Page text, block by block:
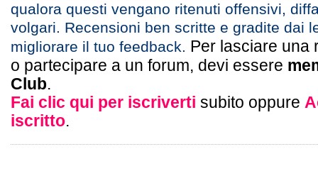
qualora questi vengano ritenuti offensivi,
volgari. Recensioni ben scritte e gradite dai
migliorare il tuo feedback. Per lasciare una
o partecipare a un forum, devi essere
Club.
Fai clic qui per iscriverti subito oppure
iscritto.